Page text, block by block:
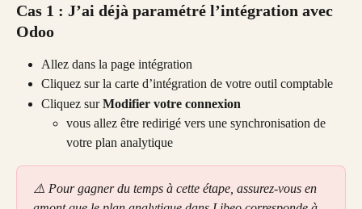
Cas 1 : J’ai déjà paramétré l’intégration avec
Odoo
Allez dans la page intégration
Cliquez sur la carte d’intégration de votre outil comptable
Cliquez sur Modifier votre connexion
vous allez être redirigé vers une synchronisation de
votre plan analytique
⚠️ Pour gagner du temps à cette étape, assurez-vous en